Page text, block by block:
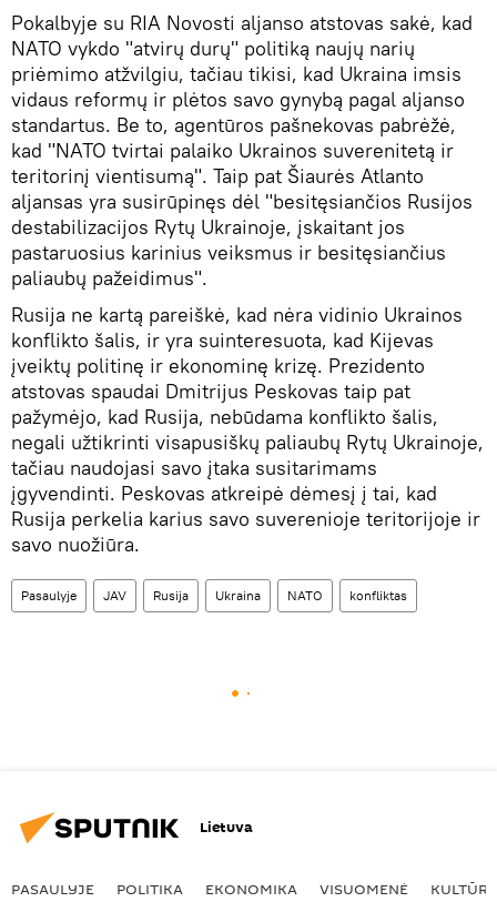
Pokalbyje su RIA Novosti aljanso atstovas sakė, kad
NATO vykdo "atvirų durų" politiką naujų narių
priėmimo atžvilgiu, tačiau tikisi, kad Ukraina imsis
vidaus reformų ir plėtos savo gynybą pagal aljanso
standartus. Be to, agentūros pašnekovas pabrėžė,
kad "NATO tvirtai palaiko Ukrainos suverenitetą ir
teritorinį vientisumą". Taip pat Šiaurės Atlanto
aljansas yra susirūpinęs dėl "besitęsiančios Rusijos
destabilizacijos Rytų Ukrainoje, įskaitant jos
pastaruosius karinius veiksmus ir besitęsiančius
paliaubų pažeidimus".
Rusija ne kartą pareiškė, kad nėra vidinio Ukrainos
konflikto šalis, ir yra suinteresuota, kad Kijevas
įveiktų politinę ir ekonominę krizę. Prezidento
atstovas spaudai Dmitrijus Peskovas taip pat
pažymėjo, kad Rusija, nebūdama konflikto šalis,
negali užtikrinti visapusiškų paliaubų Rytų Ukrainoje,
tačiau naudojasi savo įtaka susitarimams
įgyvendinti. Peskovas atkreipė dėmesį į tai, kad
Rusija perkelia karius savo suverenioje teritorijoje ir
savo nuožiūra.
Pasaulyje JAV Rusija Ukraina NATO konfliktas
Lietuva
PASAULYJE POLITIKA EKONOMIKA VISUOMENĖ KULTŪRA